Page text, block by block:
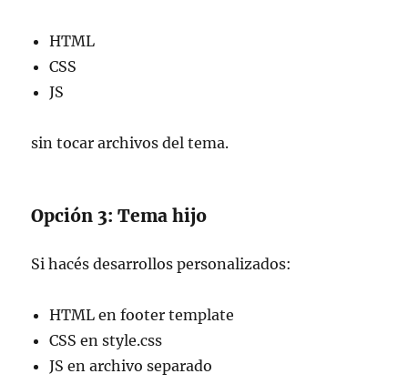
HTML
CSS
JS
sin tocar archivos del tema.
Opción 3: Tema hijo
Si hacés desarrollos personalizados:
HTML en footer template
CSS en style.css
JS en archivo separado